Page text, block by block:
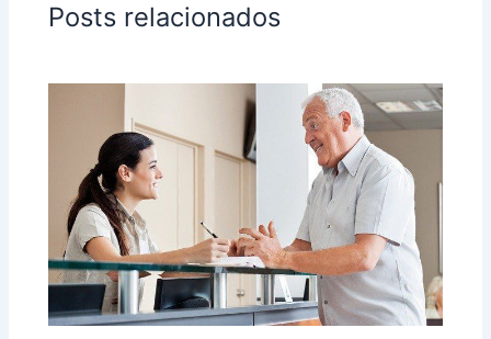
Posts relacionados